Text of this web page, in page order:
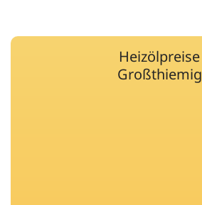
Heizölpreise
Großthiemig